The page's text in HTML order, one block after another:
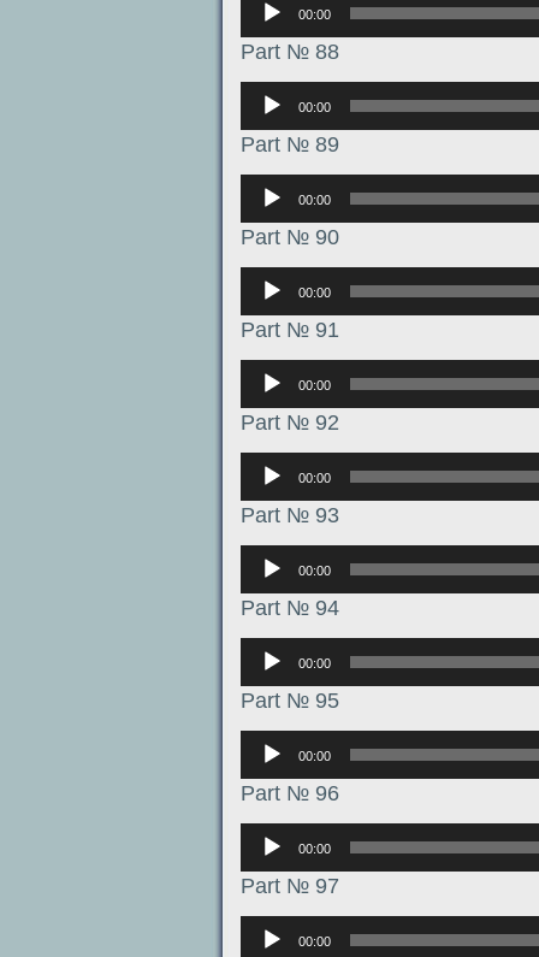
00:00
Part № 88
Аудиоплеер
00:00
Part № 89
Аудиоплеер
00:00
Part № 90
Аудиоплеер
00:00
Part № 91
Аудиоплеер
00:00
Part № 92
Аудиоплеер
00:00
Part № 93
Аудиоплеер
00:00
Part № 94
Аудиоплеер
00:00
Part № 95
Аудиоплеер
00:00
Part № 96
Аудиоплеер
00:00
Part № 97
Аудиоплеер
00:00